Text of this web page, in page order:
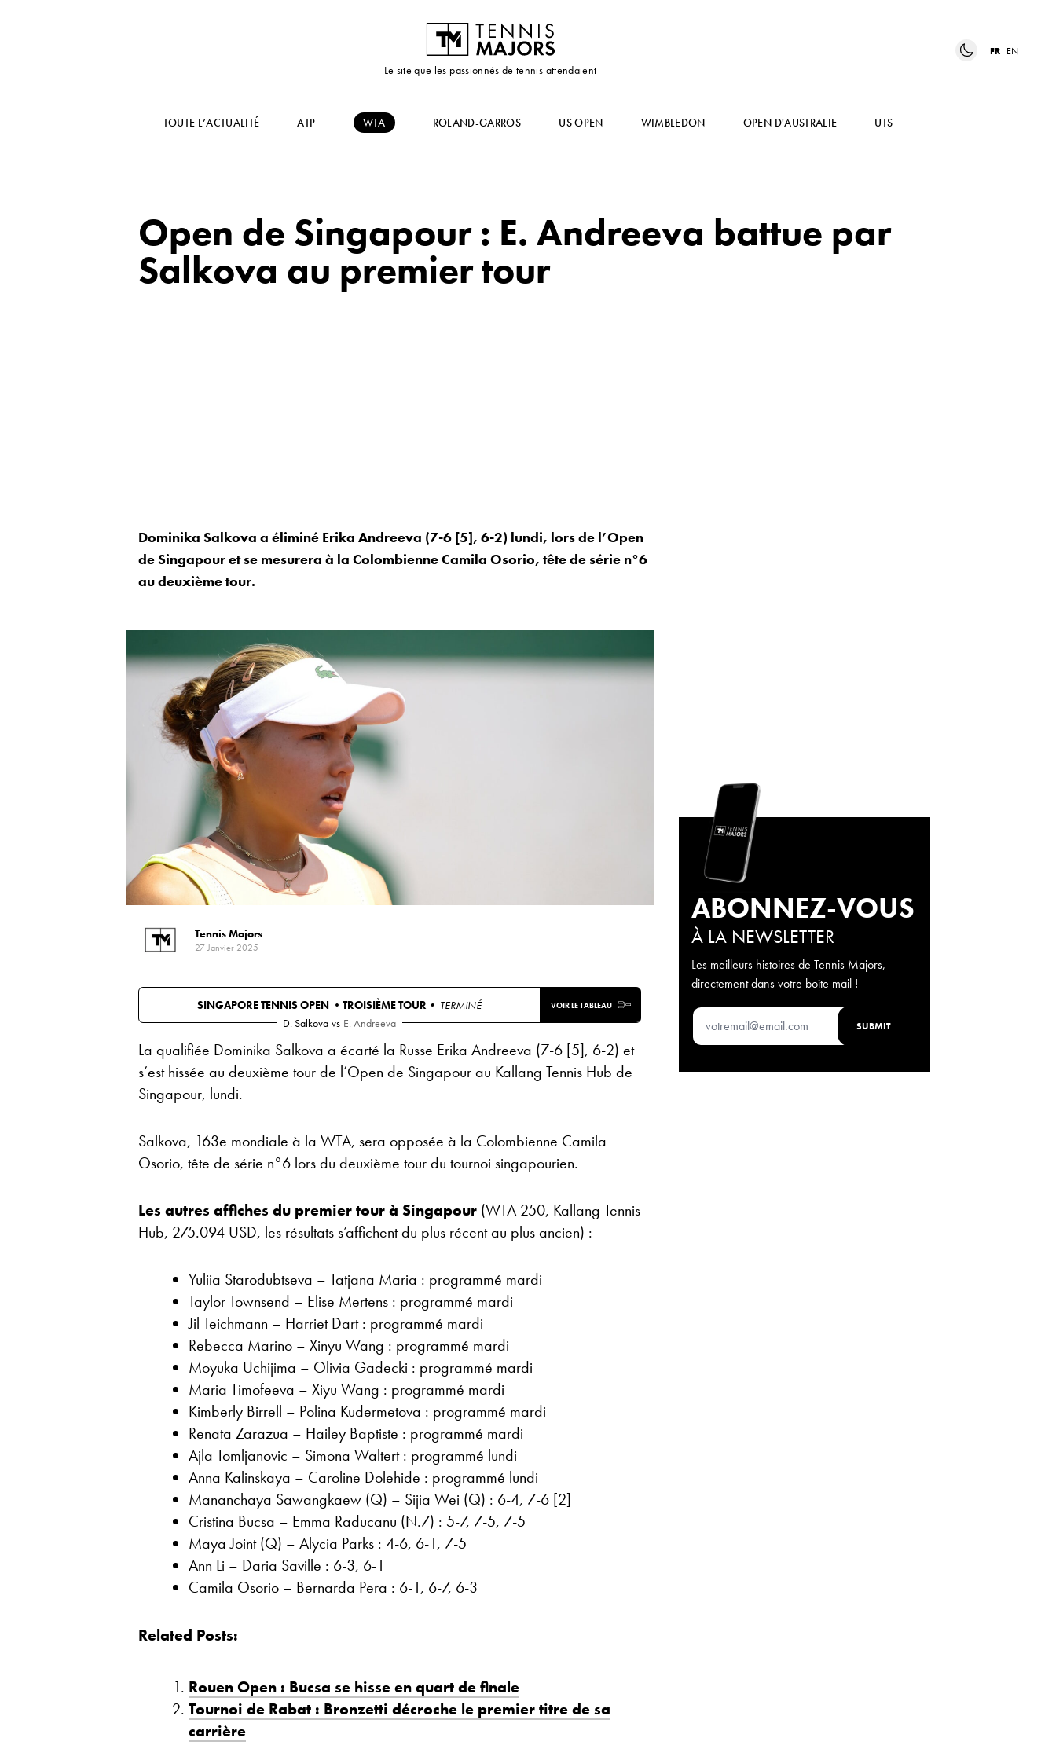
Le site que les passionnés de tennis attendaient
FR EN
TOUTE L’ACTUALITÉ ATP WTA ROLAND-GARROS US OPEN WIMBLEDON OPEN D'AUSTRALIE UTS
Open de Singapour : E. Andreeva battue par
Salkova au premier tour
Dominika Salkova a éliminé Erika Andreeva (7-6 [5], 6-2) lundi, lors de l’Open
de Singapour et se mesurera à la Colombienne Camila Osorio, tête de série n°6
au deuxième tour.
Tennis Majors
27 Janvier 2025
SINGAPORE TENNIS OPEN •TROISIÈME TOUR • TERMINÉ VOIR LE TABLEAU
D. Salkova vs E. Andreeva
La qualifiée Dominika Salkova a écarté la Russe Erika Andreeva (7-6 [5], 6-2) et
s’est hissée au deuxième tour de l’Open de Singapour au Kallang Tennis Hub de
Singapour, lundi.
Salkova, 163e mondiale à la WTA, sera opposée à la Colombienne Camila
Osorio, tête de série n°6 lors du deuxième tour du tournoi singapourien.
Les autres affiches du premier tour à Singapour (WTA 250, Kallang Tennis
Hub, 275.094 USD, les résultats s’affichent du plus récent au plus ancien) :
Yuliia Starodubtseva – Tatjana Maria : programmé mardi
Taylor Townsend – Elise Mertens : programmé mardi
Jil Teichmann – Harriet Dart : programmé mardi
Rebecca Marino – Xinyu Wang : programmé mardi
Moyuka Uchijima – Olivia Gadecki : programmé mardi
Maria Timofeeva – Xiyu Wang : programmé mardi
Kimberly Birrell – Polina Kudermetova : programmé mardi
Renata Zarazua – Hailey Baptiste : programmé mardi
Ajla Tomljanovic – Simona Waltert : programmé lundi
Anna Kalinskaya – Caroline Dolehide : programmé lundi
Mananchaya Sawangkaew (Q) – Sijia Wei (Q) : 6-4, 7-6 [2]
Cristina Bucsa – Emma Raducanu (N.7) : 5-7, 7-5, 7-5
Maya Joint (Q) – Alycia Parks : 4-6, 6-1, 7-5
Ann Li – Daria Saville : 6-3, 6-1
Camila Osorio – Bernarda Pera : 6-1, 6-7, 6-3
Related Posts:
Rouen Open : Bucsa se hisse en quart de finale
Tournoi de Rabat : Bronzetti décroche le premier titre de sa
carrière
ABONNEZ-VOUS
À LA NEWSLETTER
Les meilleurs histoires de Tennis Majors,
directement dans votre boîte mail !